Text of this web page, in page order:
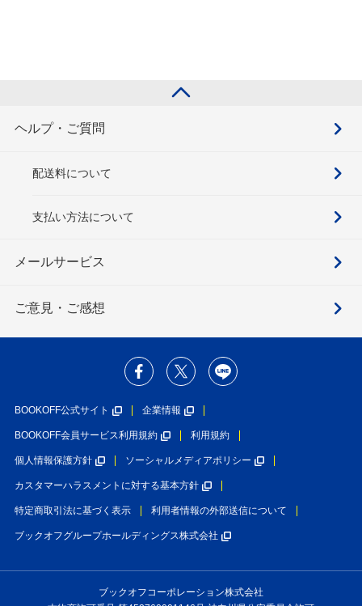
ヘルプ・ご質問
配送料について
支払い方法について
メールサービス
ご意見・ご感想
BOOKOFF公式サイト 企業情報
BOOKOFF会員サービス利用規約 利用規約
個人情報保護方針 ソーシャルメディアポリシー
カスタマーハラスメントに対する基本方針
特定商取引法に基づく表示 利用者情報の外部送信について
ブックオフグループホールディングス株式会社
ブックオフコーポレーション株式会社